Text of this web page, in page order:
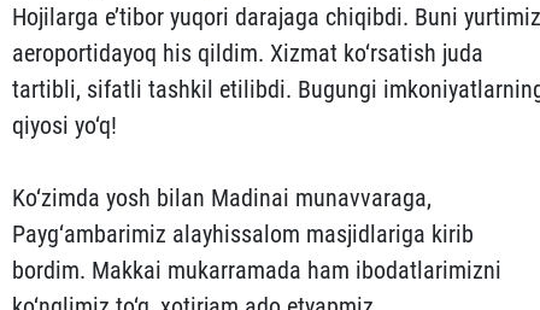
Hojilarga e’tibor yuqori darajaga chiqibdi. Buni yurtimiz
aeroportidayoq his qildim. Xizmat ko‘rsatish juda
tartibli, sifatli tashkil etilibdi. Bugungi
qiyosi yo‘q!
Ko‘zimda yosh bilan Madinai munavvaraga,
Payg‘ambarimiz alayhissalom masjidlariga kirib
bordim. Makkai mukarramada ham ibodatlarimizni